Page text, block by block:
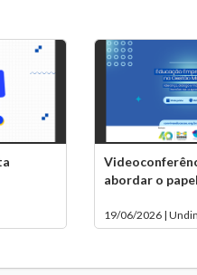
abordar o
19/06/2026 |